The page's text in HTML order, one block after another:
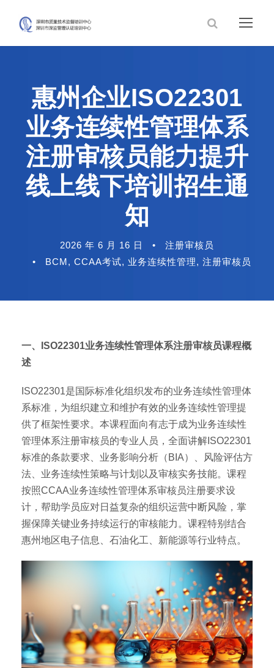
惠州企业ISO22301
业务连续性管理体系
注册审核员能力提升
线上线下培训招生通
知
2026 年 6 月 16 日 •
注册审核员
•
BCM, CCAA考试, 业务连续性管理, 注册审核员
一、ISO22301业务连续性管理体系注册审核员课程概
述
ISO22301是国际标准化组织发布的业务连续性管理体
系标准，为组织建立和维护有效的业务连续性管理提
供了框架性要求。本课程面向有志于成为业务连续性
管理体系注册审核员的专业人员，全面讲解ISO22301
标准的条款要求、业务影响分析（BIA）、风险评估方
法、业务连续性策略与计划以及审核实务技能。课程
按照CCAA业务连续性管理体系审核员注册要求设
计，帮助学员应对日益复杂的组织运营中断风险，掌
握保障关键业务持续运行的审核能力。课程特别结合
惠州地区电子信息、石油化工、新能源等行业特点。